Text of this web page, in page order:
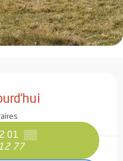
01 ▒▒
77